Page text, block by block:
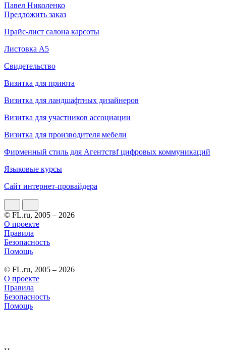
Павел Николенко
Предложить заказ
Прайс-лист салона карсоты
Листовка А5
Свидетельство
Визитка для приюта
Визитка для ландшафтных дизайнеров
Визитка для участников ассоциации
Визитка для производителя мебели
Фирменный стиль для Агентствf цифровых коммуникаций
Языковые курсы
Сайт интернет-провайдера
© FL.ru, 2005 – 2026
О проекте
Правила
Безопасность
Помощь
© FL.ru, 2005 – 2026
О проекте
Правила
Безопасность
Помощь